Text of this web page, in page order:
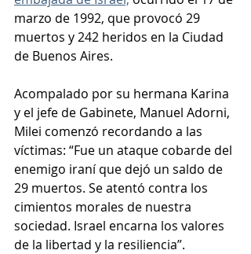
marzo de 1992, que provocó 29
muertos y 242 heridos en la Ciudad
de Buenos Aires.
Acompalado por su hermana Karina
y el jefe de Gabinete, Manuel Adorni,
Milei comenzó recordando a las
víctimas: “Fue un ataque cobarde del
enemigo iraní que dejó un saldo de
29 muertos. Se atentó contra los
cimientos morales de nuestra
sociedad. Israel encarna los valores
de la libertad y la resiliencia”.